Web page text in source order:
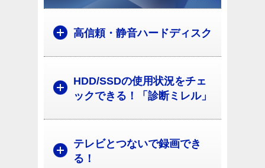
高信頼・静音ハードディスク
HDD/SSDの使用状況をチェ
ックできる！「診断ミレル」
テレビとつないで録画でき
る！